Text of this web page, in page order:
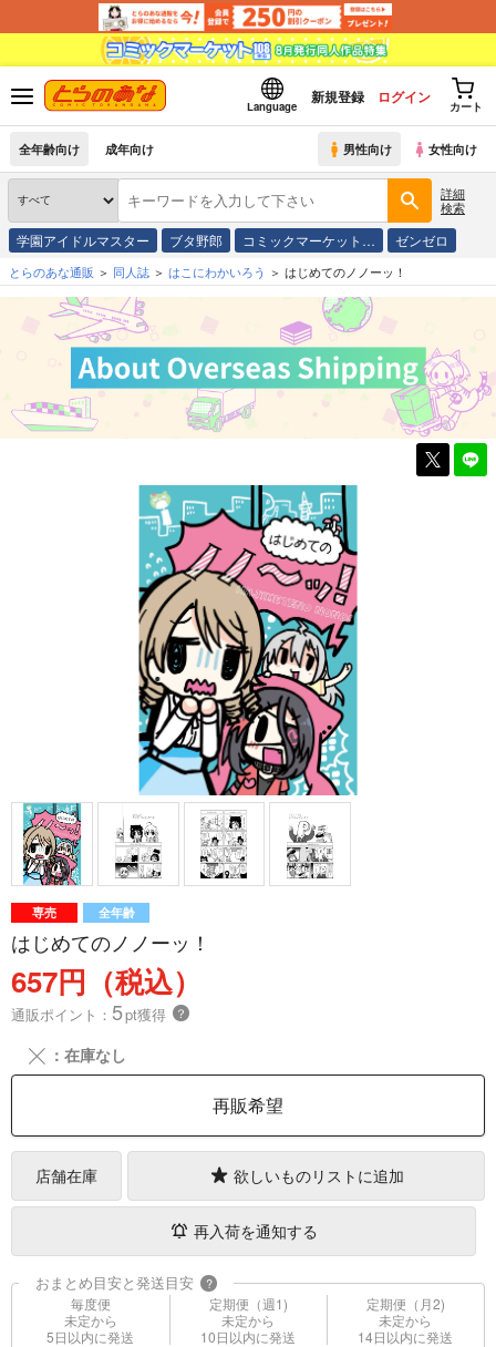
Language
新規登録 ログイン
カート
全年齢向け 成年向け 男性向け 女性向け
詳細
検索
学園アイドルマスター ブタ野郎 コミックマーケット… ゼンゼロ
とらのあな通販 同人誌 はこにわかいろう はじめてのノノーッ！
専売 全年齢
はじめてのノノーッ！
657円（税込）
通販ポイント： 5pt獲得 ？
╳ ：在庫なし
再販希望
店舗在庫 欲しいものリストに追加
再入荷を通知する
おまとめ目安と発送目安 ?
毎度便
未定から
5日以内に発送
定期便（週1)
未定から
10日以内に発送
定期便（月2)
未定から
14日以内に発送